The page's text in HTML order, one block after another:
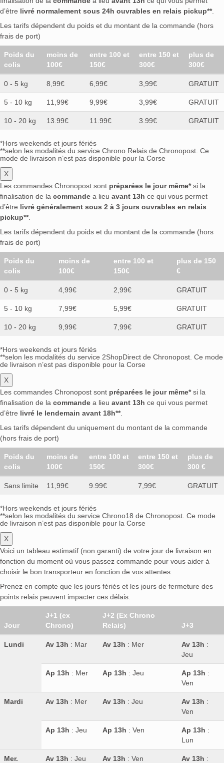
d’être livré normalement sous 24h ouvrables en relais pickup**.
Les tarifs dépendent du poids et du montant de la commande (hors
frais de port)
Poids du
colis
moins de
100€
entre 100 et
150€
entre 150 et
300€
plus de
300€
0 - 5 kg 8,99€ 6,99€ 3,99€ GRATUIT
5 - 10 kg 11,99€ 9,99€ 3,99€ GRATUIT
10 - 20 kg 13.99€ 11.99€ 3.99€ GRATUIT
*Hors weekends et jours fériés
**selon les modalités du service Chrono Relais de Chronopost. Ce
mode de livraison n’est pas disponible pour la Corse
X
Les commandes Chronopost sont préparées le jour même*si la
finalisation de la commande a lieu avant 13h ce qui vous permet
d’être livré généralement sous 2 à 3 jours ouvrables en relais
pickup**.
Les tarifs dépendent du poids et du montant de la commande (hors
frais de port)
Poids du
colis
moins de
100€
entre 100 et
150€
plus de 150
€
0 - 5 kg 4,99€ 2,99€ GRATUIT
5 - 10 kg 7,99€ 5,99€ GRATUIT
10 - 20 kg 9,99€ 7,99€ GRATUIT
*Hors weekends et jours fériés
**selon les modalités du service 2ShopDirect de Chronopost. Ce mode
de livraison n’est pas disponible pour la Corse
X
Les commandes Chronopost sont préparées le jour même*si la
finalisation de la commande a lieu avant 13h ce qui vous permet
d’être livré le lendemain avant 18h**.
Les tarifs dépendent du uniquement du montant de la commande
(hors frais de port)
Poids du
colis
moins de
100€
entre 100 et
150€
entre 150 et
300€
plus de
300 €
Sans limite 11,99€ 9.99€ 7,99€ GRATUIT
*Hors weekends et jours fériés
**selon les modalités du service Chrono18 de Chronopost. Ce mode
de livraison n’est pas disponible pour la Corse
X
Voici un tableau estimatif (non garanti) de votre jour de livraison en
fonction du moment où vous passez commande pour vous aider à
choisir le bon transporteur en fonction de vos attentes.
Prenez en compte que les jours fériés et les jours de fermeture des
points relais peuvent impacter ces délais.
Jour
J+1 (ex
Chrono)
J+2 (Ex Chrono
Relais)
J+3
Lundi Av 13h : Mar Av 13h : Mer Av 13h :
Jeu
Ap 13h : Mer Ap 13h : Jeu Ap 13h :
Ven
Mardi Av 13h : Mer Av 13h : Jeu Av 13h :
Ven
Ap 13h : Jeu Ap 13h : Ven Ap 13h :
Lun
Mer. Av 13h : Jeu Av 13h : Ven Av 13h :